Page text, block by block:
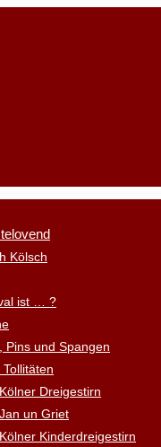
Kölsch
ist … ?
Pins und Spangen
Tollitäten
Kölner Dreigestirn
Jan un Griet
Kölner Kinderdreigestirn